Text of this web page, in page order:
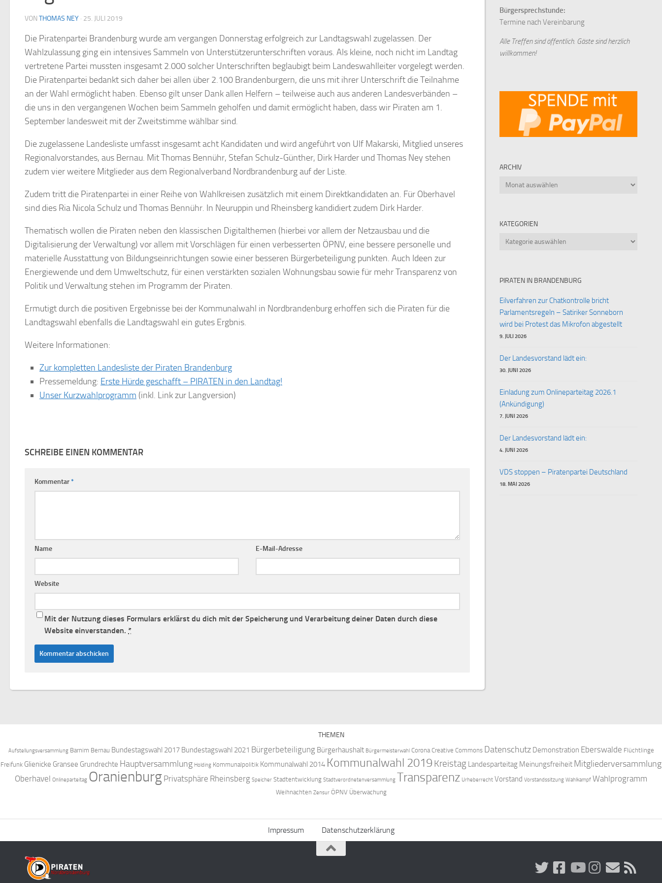
VON THOMAS NEY · 25. JULI 2019
Die Piratenpartei Brandenburg wurde am vergangen Donnerstag erfolgreich zur Landtagswahl zugelassen. Der
Wahlzulassung ging ein intensives Sammeln von Unterstützerunterschriften voraus. Als kleine, noch nicht im Landtag
vertretene Partei mussten insgesamt 2.000 solcher Unterschriften beglaubigt beim Landeswahlleiter vorgelegt werden.
Die Piratenpartei bedankt sich daher bei allen über 2.100 Brandenburgern, die uns mit ihrer Unterschrift die Teilnahme
an der Wahl ermöglicht haben. Ebenso gilt unser Dank allen Helfern – teilweise auch aus anderen Landesverbänden –
die uns in den vergangenen Wochen beim Sammeln geholfen und damit ermöglicht haben, dass wir Piraten am 1.
September landesweit mit der Zweitstimme wählbar sind.
Die zugelassene Landesliste umfasst insgesamt acht Kandidaten und wird angeführt von Ulf Makarski, Mitglied unseres
Regionalvorstandes, aus Bernau. Mit Thomas Bennühr, Stefan Schulz-Günther, Dirk Harder und Thomas Ney stehen
zudem vier weitere Mitglieder aus dem Regionalverband Nordbrandenburg auf der Liste.
Zudem tritt die Piratenpartei in einer Reihe von Wahlkreisen zusätzlich mit einem Direktkandidaten an. Für Oberhavel
sind dies Ria Nicola Schulz und Thomas Bennühr. In Neuruppin und Rheinsberg kandidiert zudem Dirk Harder.
Thematisch wollen die Piraten neben den klassischen Digitalthemen (hierbei vor allem der Netzausbau und die
Digitalisierung der Verwaltung) vor allem mit Vorschlägen für einen verbesserten ÖPNV, eine bessere personelle und
materielle Ausstattung von Bildungseinrichtungen sowie einer besseren Bürgerbeteiligung punkten. Auch Ideen zur
Energiewende und dem Umweltschutz, für einen verstärkten sozialen Wohnungsbau sowie für mehr Transparenz von
Politik und Verwaltung stehen im Programm der Piraten.
Ermutigt durch die positiven Ergebnisse bei der Kommunalwahl in Nordbrandenburg erhoffen sich die Piraten für die
Landtagswahl ebenfalls die Landtagswahl ein gutes Ergbnis.
Weitere Informationen:
Zur kompletten Landesliste der Piraten Brandenburg
Pressemeldung: Erste Hürde geschafft – PIRATEN in den Landtag!
Unser Kurzwahlprogramm (inkl. Link zur Langversion)
SCHREIBE EINEN KOMMENTAR
Kommentar*
Name E-Mail-Adresse
Website
Mit der Nutzung dieses Formulars erklärst du dich mit der Speicherung und Verarbeitung deiner Daten durch diese
Website einverstanden. *
Bürgersprechstunde:
Termine nach Vereinbarung
Alle Treffen sind öffentlich. Gäste sind herzlich
willkommen!
ARCHIV
Archiv
KATEGORIEN
Kategorien
PIRATEN IN BRANDENBURG
Eilverfahren zur Chatkontrolle bricht
Parlamentsregeln – Satiriker Sonneborn
wird bei Protest das Mikrofon abgestellt
9. JULI 2026
Der Landesvorstand lädt ein:
30. JUNI 2026
Einladung zum Onlineparteitag 2026.1
(Ankündigung)
7. JUNI 2026
Der Landesvorstand lädt ein:
4. JUNI 2026
VDS stoppen – Piratenpartei Deutschland
18. MAI 2026
THEMEN
Aufstellungsversammlung Barnim Bernau Bundestagswahl 2017 Bundestagswahl 2021 Bürgerbeteiligung Bürgerhaushalt Bürgermeisterwahl Corona Creative Commons Datenschutz Demonstration Eberswalde Flüchtlinge
Freifunk Glienicke Gransee Grundrechte Hauptversammlung Holding Kommunalpolitik Kommunalwahl 2014 Kommunalwahl 2019 Kreistag Landesparteitag Meinungsfreiheit Mitgliederversammlung
Oberhavel Onlineparteitag Oranienburg Privatsphäre Rheinsberg Speicher Stadtentwicklung Stadtverordnetenversammlung Transparenz Urheberrecht Vorstand Vorstandssitzung Wahlkampf Wahlprogramm
Weihnachten Zensur ÖPNV Überwachung
Impressum Datenschutzerklärung